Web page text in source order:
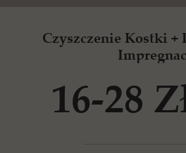
Czyszczenie Kostki +
16-28